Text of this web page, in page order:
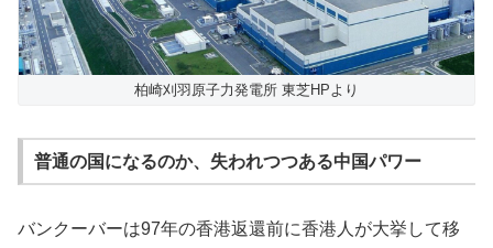
柏崎刈羽原子力発電所 東芝HPより
普通の国になるのか、失われつつある中国パワー
バンクーバーは97年の香港返還前に香港人が大挙して移